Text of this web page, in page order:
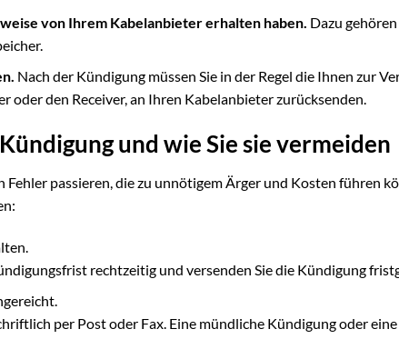
von Ihrem Kabelanbieter erhalten haben. Dazu gehören
Nach der Kündigung müssen Sie in der Regel die Ihnen zur
oder den Receiver, an Ihren Kabelanbieter zurücksenden.
und wie Sie sie vermeiden
Fehler passieren, die zu unnötigem Ärger und Kosten führen
rechtzeitig und versenden Sie die Kündigung
per Post oder Fax. Eine mündliche Kündigung oder